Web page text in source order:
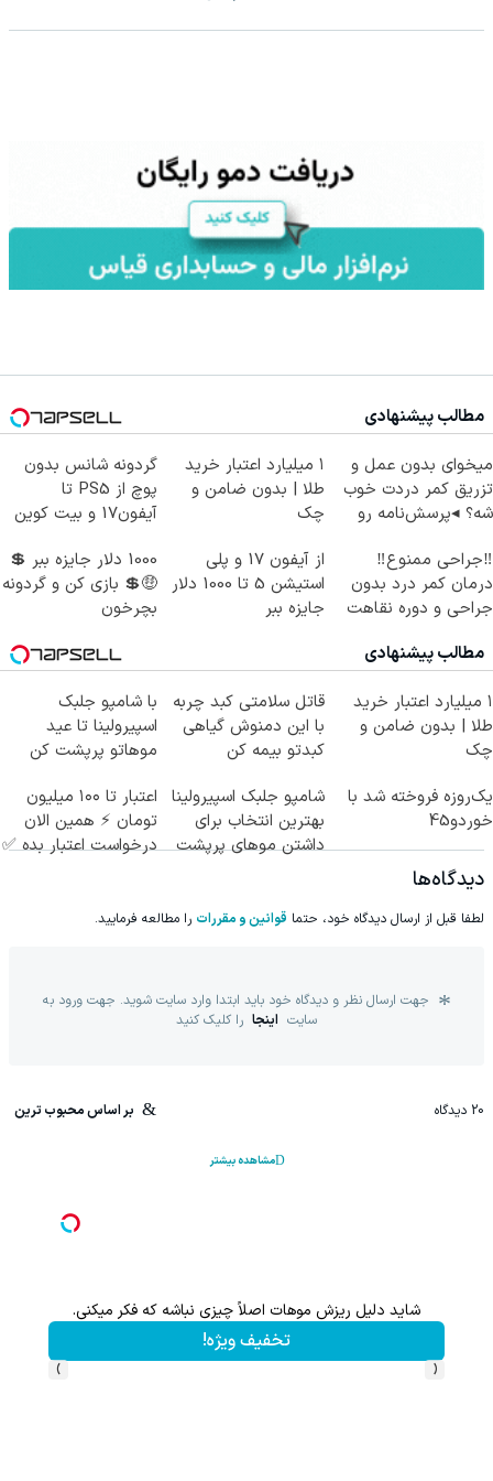
مطالب پیشنهادی
میخوای بدون عمل و
تزریق کمر دردت خوب
شه؟ ◂پرسش‌نامه رو
۱ میلیارد اعتبار خرید
طلا | بدون ضامن و
چک
گردونه شانس بدون
پوچ از PS5 تا
آیفون17 و بیت کوین
‼️جراحی ممنوع‼️
درمان کمر درد بدون
جراحی و دوره نقاهت
از آیفون 17 و پلی
استیشن 5 تا 1000 دلار
جایزه ببر
1000 دلار جایزه ببر 💲
🤑💲 بازی کن و گردونه
بچرخون
مطالب پیشنهادی
۱ میلیارد اعتبار خرید
طلا | بدون ضامن و
چک
قاتل سلامتی کبد چربه
با این دمنوش گیاهی
کبدتو بیمه کن
با شامپو جلبک
اسپیرولینا تا عید
موهاتو پرپشت کن
یک‌روزه فروخته شد با
خوردو45
شامپو جلبک اسپیرولینا
بهترین انتخاب برای
داشتن موهای پرپشت
اعتبار تا ۱۰۰ میلیون
تومان ⚡ همین الان
درخواست اعتبار بده ✅
دیدگاه‌ها
لطفا قبل از ارسال دیدگاه خود، حتما قوانین و مقررات را مطالعه فرمایید.
جهت ارسال نظر و دیدگاه خود باید ابتدا وارد سایت شوید. جهت ورود به
سایت اینجا را کلیک کنید
20 دیدگاه بر اساس محبوب ترین
مشاهده بیشتر
شاید دلیل ریزش موهات اصلاً چیزی نباشه که فکر میکنی.
تخفیف ویژه!
‹
›